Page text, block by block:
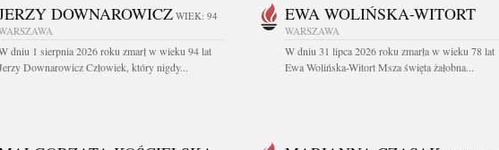
DOWNAROWICZ WIEK: 94
dniu 1 sierpnia 2026 roku zmarł w wieku 94 lat
Downarowicz Człowiek, który nigdy...
EWA WOLIŃSKA-WITORT
WARSZAWA
W dniu 31 lipca 2026 roku zmarła w wieku 78 lat
Ewa Wolińska-Witort Msza święta żałobna...